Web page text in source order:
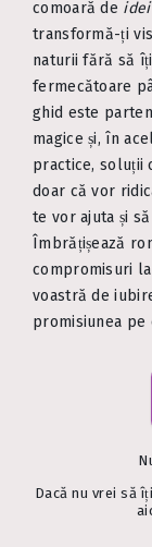
comoară de
transformă-ți
naturii fără să
fermecătoare
ghid este
magice și, în
practice, soluții
doar că vor
te vor ajuta și
Îmbrățișează
compromisuri
voastră de
promisiunea pe
Dacă nu vrei să